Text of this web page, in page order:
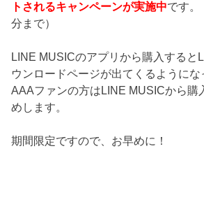
トされるキャンペーンが実施中です。
分まで）
LINE MUSICのアプリから購入すると
ウンロードページが出てくるようにな
AAAファンの方はLINE MUSICから購
めします。
期間限定ですので、お早めに！